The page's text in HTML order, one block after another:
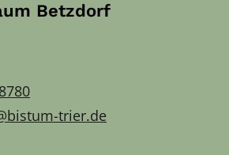
Betzdorf
trier.de